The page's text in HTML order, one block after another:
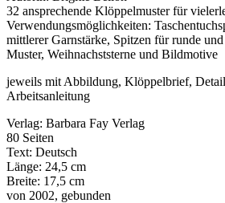
32 ansprechende Klöppelmuster für
Verwendungsmöglichkeiten:
mittlerer Garnstärke, Spitzen für runde
Muster, Weihnachststerne und Bildmotive
jeweils mit Abbildung, Klöppelbrief,
Arbeitsanleitung
Verlag: Barbara Fay Verlag
80 Seiten
Text: Deutsch
Länge: 24,5 cm
Breite: 17,5 cm
von 2002, gebunden